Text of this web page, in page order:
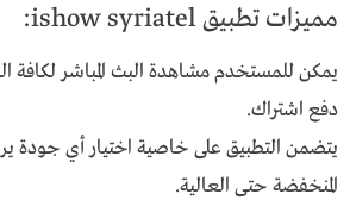
مميزات تطبيق ishow syriatel:
يمكن للمستخدم مشاهدة البث المباشر لكافة
دفع اشتراك.
يتضمن التطبيق على خاصية اختيار أي جودة
المنخفضة حتى العالية.